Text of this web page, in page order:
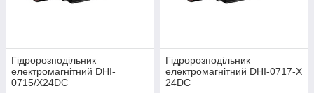
Гідророзподільник
електромагнітний DHI-
0715/X24DC
Гідророзподільник
електромагнітний DHI-0717-X
24DC